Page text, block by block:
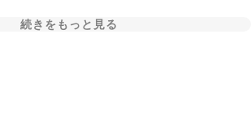
続きをもっと見る